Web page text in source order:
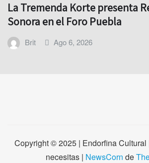
La Tremenda Korte presenta
Sonora en el Foro Puebla
Brit Ago 6, 2026
Copyright © 2025 | Endorfina
necesitas | NewsCorn de